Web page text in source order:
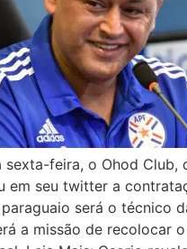
sexta-feira, o Ohod Club,
em seu twitter a
será o técnico
a missão de recolocar